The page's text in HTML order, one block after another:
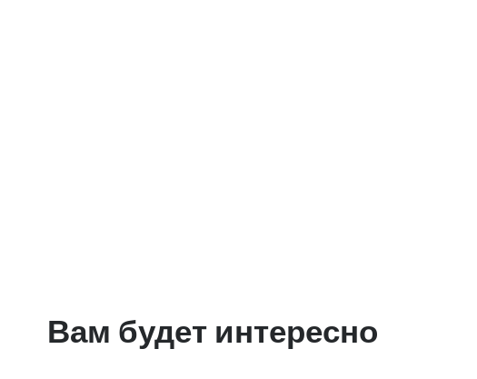
Вам будет интересно